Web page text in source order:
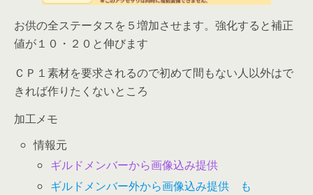
お供の全ステータスを５増加させます。強化すると補正
値が１０・２０と伸びます
ＣＰ１素材を要求されるので初めて間もない人以外はで
きれば作りたくないところ
加工メモ
情報元
ギルドメンバーから画像込み提供
ギルドメンバー外から画像込み提供 も